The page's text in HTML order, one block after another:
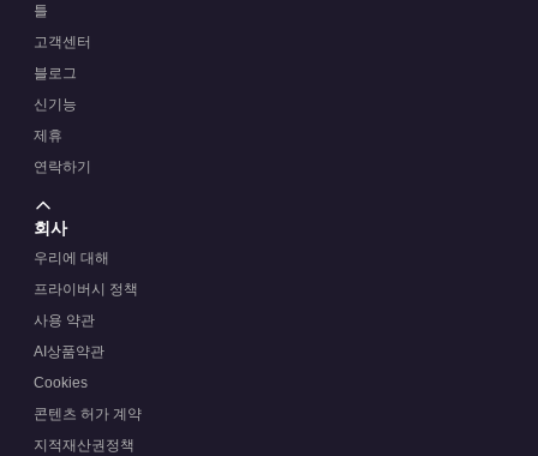
틀
고객센터
블로그
신기능
제휴
연락하기
회사
우리에 대해
프라이버시 정책
사용 약관
AI상품약관
Cookies
콘텐츠 허가 계약
지적재산권정책